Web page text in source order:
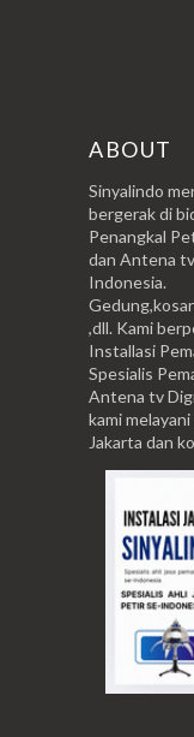
ABOUT
Sinyalindo
bergerak di
Penangkal
dan Antena
Indonesia.
,dll. Kami
Installasi
Spesialis
Antena tv
kami
Jakarta dan